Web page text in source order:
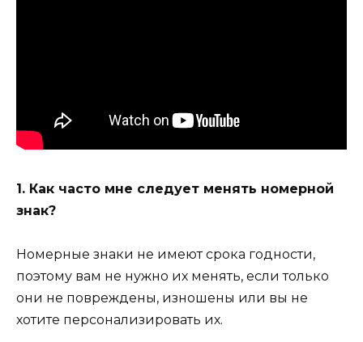
1. Как часто мне следует менять номерной
знак?
Номерные знаки не имеют срока годности,
поэтому вам не нужно их менять, если только
они не повреждены, изношены или вы не
хотите персонализировать их.